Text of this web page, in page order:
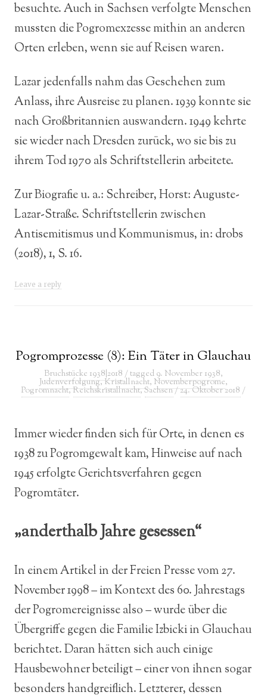
besuchte. Auch in Sachsen verfolgte Menschen
mussten die Pogromexzesse mithin an anderen
Orten erleben, wenn sie auf Reisen waren.
Lazar jedenfalls nahm das Geschehen zum
Anlass, ihre Ausreise zu planen. 1939 konnte sie
nach Großbritannien auswandern. 1949 kehrte
sie wieder nach Dresden zurück, wo sie bis zu
ihrem Tod 1970 als Schriftstellerin arbeitete.
Zur Biografie u. a.: Schreiber, Horst: Auguste-
Lazar-Straße. Schriftstellerin zwischen
Antisemitismus und Kommunismus, in: drobs
(2018), 1, S. 16.
Leave a reply
Pogromprozesse (8): Ein Täter in Glauchau
Bruchstücke 1938|2018 / tagged 9. November 1938,
Judenverfolgung,Kristallnacht, Novemberpogrome,
Pogromnacht,Reichskristallnacht,Sachsen/24. Oktober 2018 /
Immer wieder finden sich für Orte, in denen es
1938 zu Pogromgewalt kam, Hinweise auf nach
1945 erfolgte Gerichtsverfahren gegen
Pogromtäter.
„anderthalb Jahre gesessen“
In einem Artikel in der Freien Presse vom 27.
November 1998 – im Kontext des 60. Jahrestags
der Pogromereignisse also – wurde über die
Übergriffe gegen die Familie Izbicki in Glauchau
berichtet. Daran hätten sich auch einige
Hausbewohner beteiligt – einer von ihnen sogar
besonders handgreiflich. Letzterer, dessen